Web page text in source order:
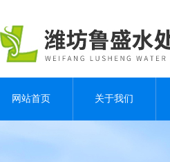
网站首页 关于我们